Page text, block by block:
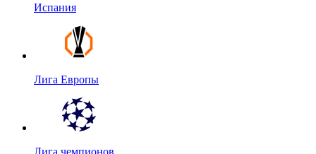
Испания
Лига Европы
Лига чемпионов